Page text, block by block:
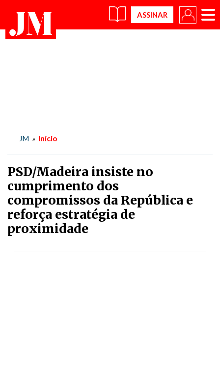
×
JM » Início
PSD/Madeira insiste no
cumprimento dos
compromissos da República e
reforça estratégia de
proximidade